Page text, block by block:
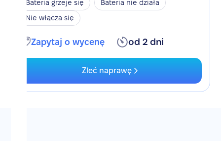
Bateria grzeje się
Bateria nie działa
Nie włącza się
Zapytaj o wycenę od 2 dni
Zleć naprawę